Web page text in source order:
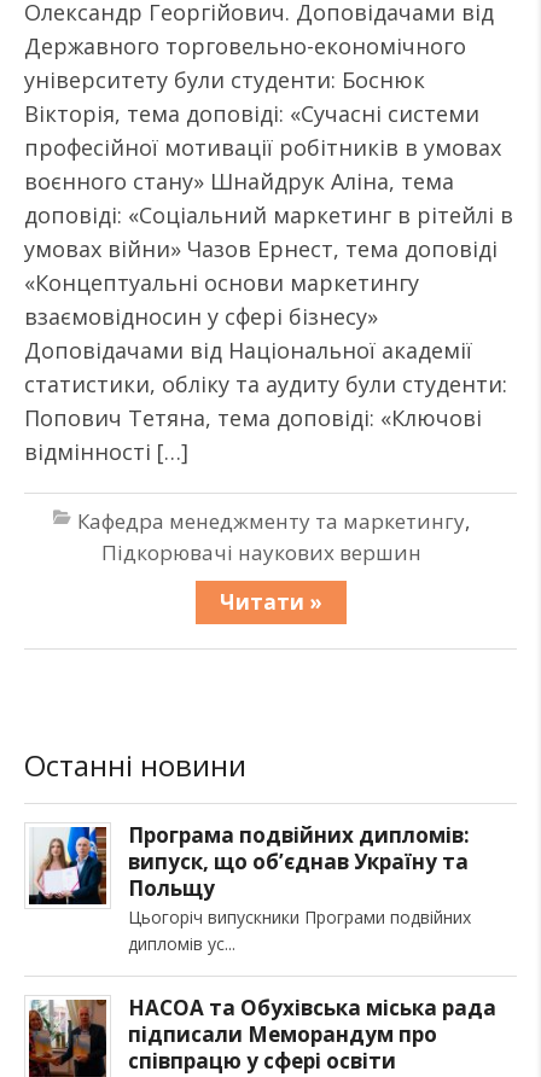
Олександр Георгійович. Доповідачами від
Державного торговельно-економічного
університету були студенти: Боснюк
Вікторія, тема доповіді: «Сучасні системи
професійної мотивації робітників в умовах
воєнного стану» Шнайдрук Аліна, тема
доповіді: «Соціальний маркетинг в рітейлі в
умовах війни» Чазов Ернест, тема доповіді
«Концептуальні основи маркетингу
взаємовідносин у сфері бізнесу»
Доповідачами від Національної академії
статистики, обліку та аудиту були студенти:
Попович Тетяна, тема доповіді: «Ключові
відмінності […]
Кафедра менеджменту та маркетингу,
Підкорювачі наукових вершин
Читати »
Останні новини
Програма подвійних дипломів:
випуск, що об’єднав Україну та
Польщу
Цьогоріч випускники Програми подвійних
дипломів ус
НАСОА та Обухівська міська рада
підписали Меморандум про
співпрацю у сфері освіти